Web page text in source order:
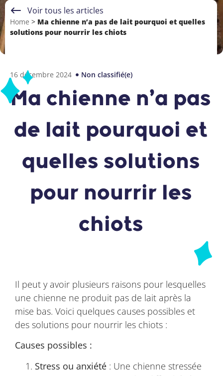
Voir tous les articles
Home > Ma chienne n’a pas de lait pourquoi et quelles
solutions pour nourrir les chiots
16 décembre 2024 Non classifié(e)
Ma chienne n’a pas
de lait pourquoi et
quelles solutions
pour nourrir les
chiots
Il peut y avoir plusieurs raisons pour lesquelles
une chienne ne produit pas de lait après la
mise bas. Voici quelques causes possibles et
des solutions pour nourrir les chiots :
Causes possibles :
Stress ou anxiété : Une chienne stressée